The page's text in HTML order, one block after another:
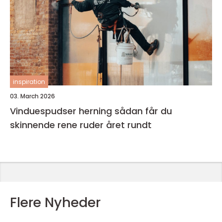
inspiration
03. March 2026
Vinduespudser herning sådan får du
skinnende rene ruder året rundt
Flere Nyheder